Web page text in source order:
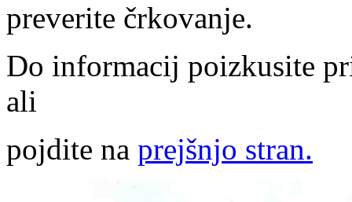
preverite črkovanje.
Do informacij poizkusite
ali
pojdite na prejšnjo stran.